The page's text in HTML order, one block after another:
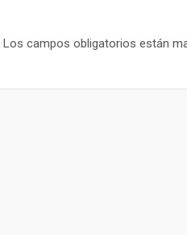
Los campos obligatorios están